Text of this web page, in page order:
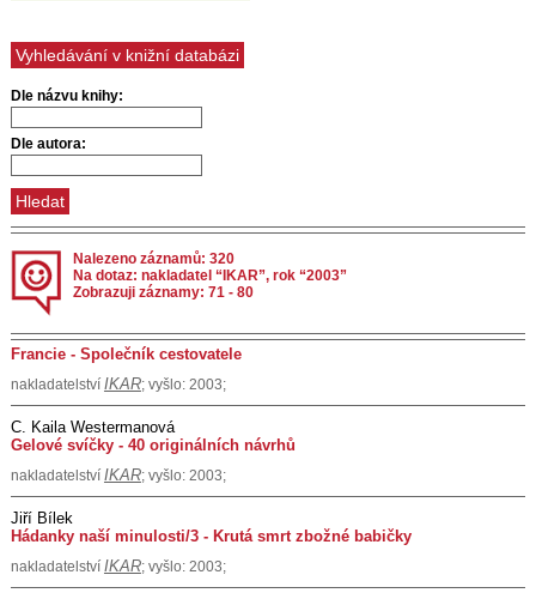
Vyhledávání v knižní databázi
Dle názvu knihy:
Dle autora:
Nalezeno záznamů: 320
Na dotaz: nakladatel “IKAR”, rok “2003”
Zobrazuji záznamy: 71 - 80
Francie - Společník cestovatele
nakladatelství IKAR; vyšlo: 2003;
C. Kaila Westermanová
Gelové svíčky - 40 originálních návrhů
nakladatelství IKAR; vyšlo: 2003;
Jiří Bílek
Hádanky naší minulosti/3 - Krutá smrt zbožné babičky
nakladatelství IKAR; vyšlo: 2003;